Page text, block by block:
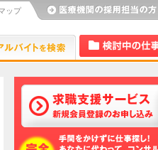
ップ
Dr.アルなび